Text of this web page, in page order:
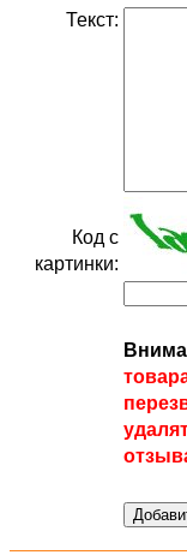
Текст:
Код с
картинки: